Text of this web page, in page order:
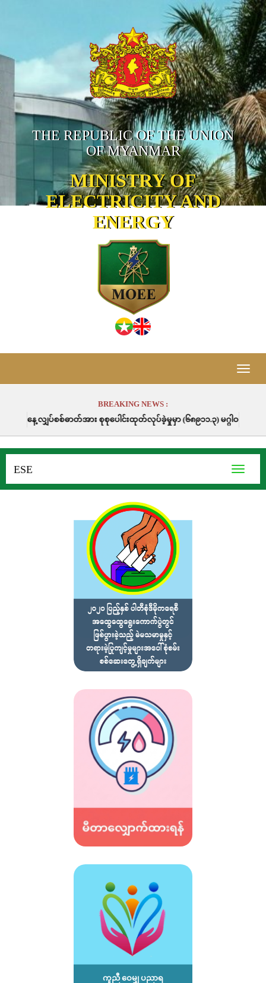
THE REPUBLIC OF THE UNION
OF MYANMAR
MINISTRY OF
ELECTRICITY AND
ENERGY
Toggle
BREAKING NEWS :
ား စုစုပေါင်းထုတ်လုပ်ခဲ့မှုမှာ (၆၈၉၁၁.၃) မဂ္ဂါဝပ်နာရီဖြစ်ပါသည်။
Toggle
ESE
ကူညီ ဝေမျှ ပညာရ